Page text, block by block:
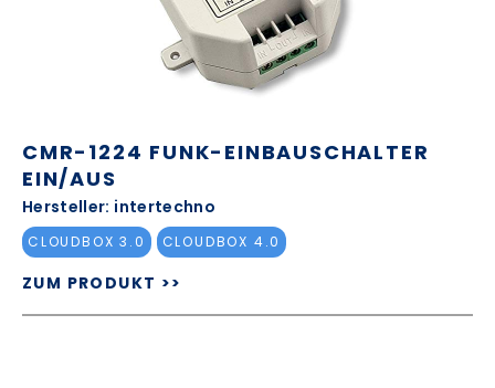
CMR-1224 FUNK-EINBAUSCHALTER
EIN/AUS
Hersteller: intertechno
CLOUDBOX 3.0 CLOUDBOX 4.0
ZUM PRODUKT >>